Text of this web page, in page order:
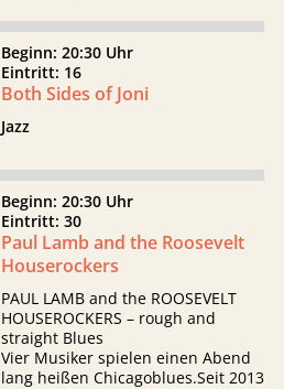
Beginn: 20:30 Uhr
Eintritt: 16
Both Sides of Joni
Jazz
Beginn: 20:30 Uhr
Eintritt: 30
Paul Lamb and the Roosevelt
Houserockers
PAUL LAMB and the ROOSEVELT
HOUSEROCKERS – rough and
straight Blues
Vier Musiker spielen einen Abend
lang heißen Chicagoblues.Seit 2013